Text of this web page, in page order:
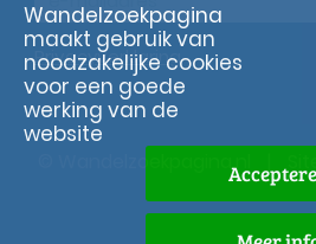
Privacyverklaring
© Wandelzoekpagina.nl
Wandelzoekpagina
maakt gebruik van
noodzakelijke cookies
voor een goede
werking van de
website